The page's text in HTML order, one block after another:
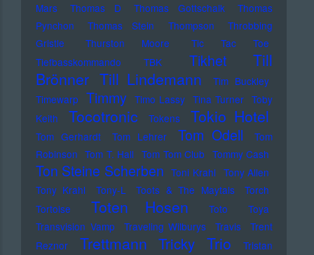
Mars
Thomas D Thomas Gottschalk
Thomas
Pynchon
Thomas Stein Thompson
Throbbing
Gristle
Thurston Moore
Tic Tac Toe
Tiefbasskommando TBK
Tikhet
Till
Brönner Till Lindemann
Tim Buckley
Timewarp Timmy Timo Lassy Tina Turner Toby
Keith
Tocotronic Tokens Tokio Hotel
Tom Gerhardt Tom Lehrer Tom Odell
Tom
Robinson Tom T. Hall Tom Tom Club Tommy Cash
Ton Steine Scherben Toni Krahl Tony Allen
Tony Krahl
Tony-L Toots & The Maytals
Torch
Tortoise
Toten Hosen Toto
Toya
Transvision Vamp
Traveling Wilburys Travis
Trent
Reznor
Trettmann Tricky Trio
Tristan